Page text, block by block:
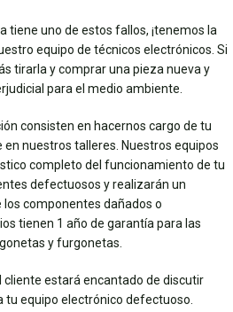
tiene uno de estos fallos, ¡tenemos la
equipo de técnicos electrónicos. Si
tirarla y comprar una pieza nueva y
para el medio ambiente.
consisten en hacernos cargo de tu
nuestros talleres. Nuestros equipos
completo del funcionamiento de tu
defectuosos y realizarán un
componentes dañados o
tienen 1 año de garantía para las
y furgonetas.
cliente estará encantado de discutir
tu equipo electrónico defectuoso.